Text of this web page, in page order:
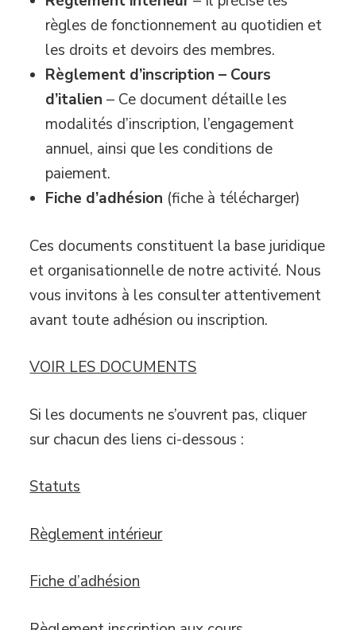
règles de fonctionnement au quotidien et
les droits et devoirs des membres.
Règlement d’inscription – Cours
d’italien – Ce document détaille les
modalités d’inscription, l’engagement
annuel, ainsi que les conditions de
paiement.
Fiche d’adhésion (fiche à télécharger)
Ces documents constituent la base juridique
et organisationnelle de notre activité. Nous
vous invitons à les consulter attentivement
avant toute adhésion ou inscription.
VOIR LES DOCUMENTS
Si les documents ne s’ouvrent pas, cliquer
sur chacun des liens ci-dessous :
Statuts
Règlement intérieur
Fiche d’adhésion